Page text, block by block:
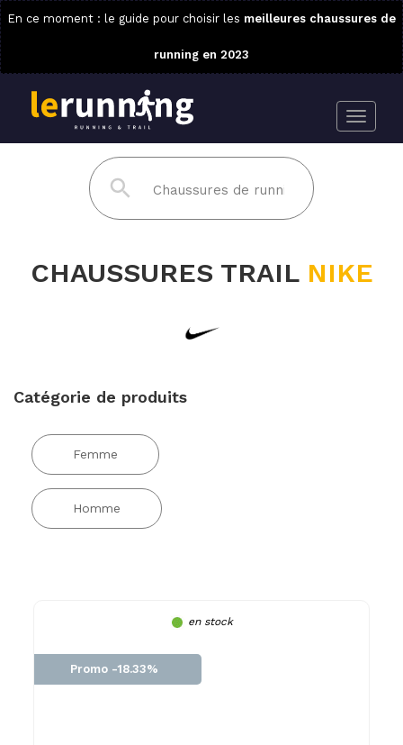
En ce moment : le guide pour choisir les meilleures chaussures de
running en 2023
CHAUSSURES TRAIL NIKE
Catégorie de produits
Femme
Homme
en stock
Promo -18.33%